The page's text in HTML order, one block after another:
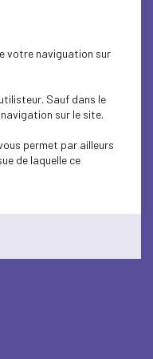
votre naviguation sur
Sauf dans le
sur le site.
permet par ailleurs
de laquelle ce